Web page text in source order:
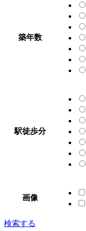
築年数
駅徒歩分
画像
検索する